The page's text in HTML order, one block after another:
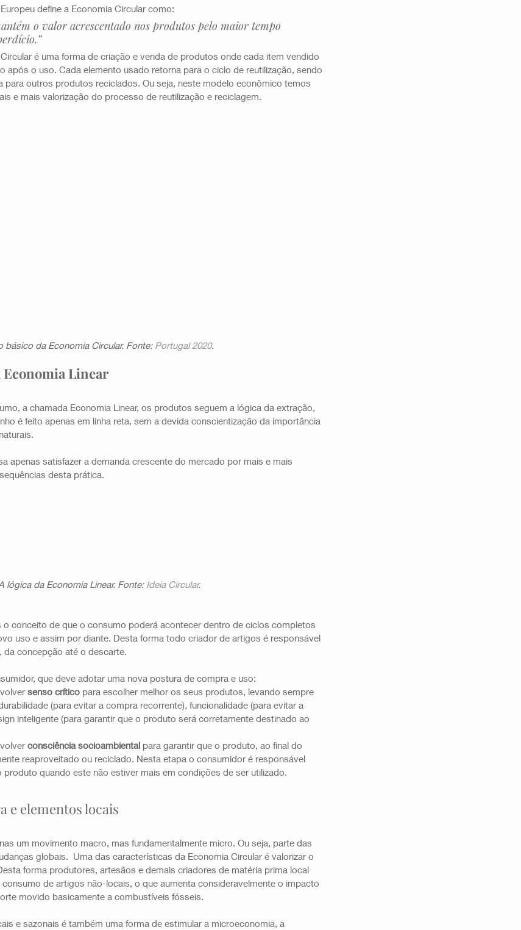
define a Economia Circular como:
o valor acrescentado nos produtos pelo maior tempo
é uma forma de criação e venda de produtos onde cada item vendido
após o uso. Cada elemento usado retorna para o ciclo de reutilização, sendo
para outros produtos reciclados. Ou seja, neste modelo econômico temos
e mais valorização do processo de reutilização e reciclagem.
básico da Economia Circular. Fonte: Portugal 2020.
Linear
a chamada Economia Linear, os produtos seguem a lógica da extração,
é feito apenas em linha reta, sem a devida conscientização da importância
apenas satisfazer a demanda crescente do mercado por mais e mais
desta prática.
lógica da Economia Linear. Fonte: Ideia Circular.
o conceito de que o consumo poderá acontecer dentro de ciclos completos
uso e assim por diante. Desta forma todo criador de artigos é responsável
concepção até o descarte.
que deve adotar uma nova postura de compra e uso:
senso crítico para escolher melhor os seus produtos, levando sempre
(para evitar a compra recorrente), funcionalidade (para evitar a
inteligente (para garantir que o produto será corretamente destinado ao
consciência socioambiental para garantir que o produto, ao final do
reaproveitado ou reciclado. Nesta etapa o consumidor é responsável
produto quando este não estiver mais em condições de ser utilizado.
e elementos locais
um movimento macro, mas fundamentalmente micro. Ou seja, parte das
globais.  Uma das características da Economia Circular é valorizar o
forma produtores, artesãos e demais criadores de matéria prima local
de artigos não-locais, o que aumenta consideravelmente o impacto
movido basicamente a combustíveis fósseis.
e sazonais é também uma forma de estimular a microeconomia, a